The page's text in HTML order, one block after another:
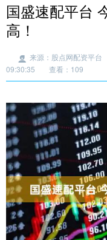
国盛速配平台
高！
来源：股点网配资平台
09:30:35
查看：109